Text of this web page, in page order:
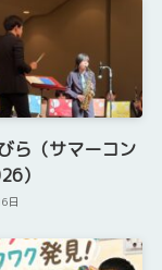
ら（サマーコン
）
日